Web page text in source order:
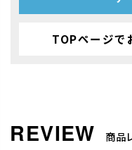
TOPページで
商品